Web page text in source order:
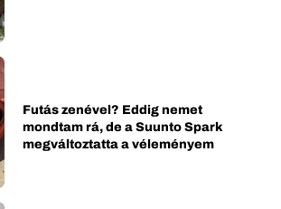
Futás zenével? Eddig nemet
mondtam rá, de a Suunto Spark
megváltoztatta a véleményem